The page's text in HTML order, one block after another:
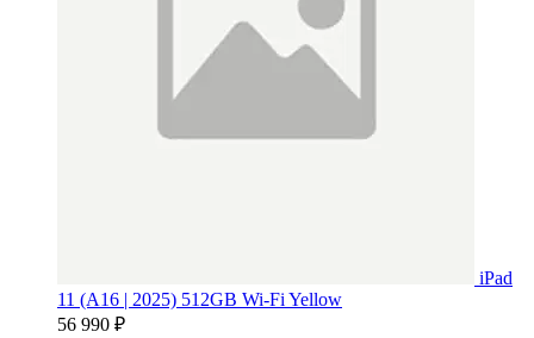
iPad
11 (A16 | 2025) 512GB Wi-Fi Yellow
56 990 ₽